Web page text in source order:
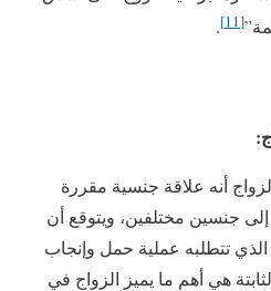
[11]
.
أنه علاقة جنسية مقررة
جنسين مختلفين، ويتوقع أن
تتطلبه عملية حمل وإنجاب
هي أهم ما يميز الزواج في